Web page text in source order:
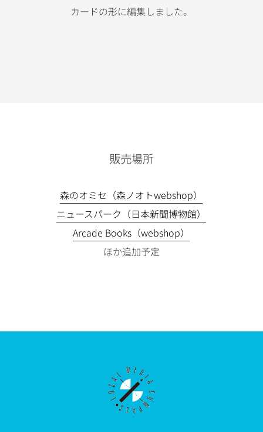
カードの形に編集しました。
森のオミセ（森ノオトwebshop）
ニュースパーク（日本新聞博物館）
Arcade Books（webshop）
ほか追加予定